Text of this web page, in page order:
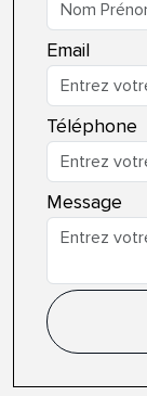
Email
Téléphone
Message